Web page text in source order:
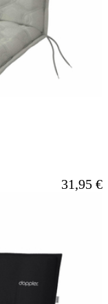
Ab
31,95 €